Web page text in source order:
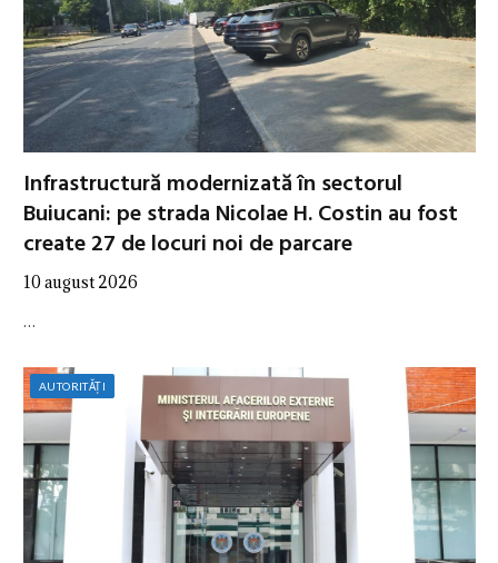
Infrastructură modernizată în sectorul
Buiucani: pe strada Nicolae H. Costin au fost
create 27 de locuri noi de parcare
10 august 2026
…
AUTORITĂȚI